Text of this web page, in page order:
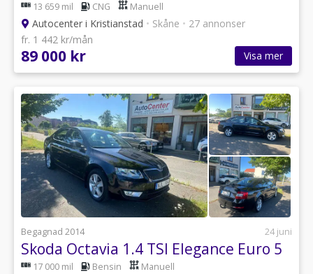
13 659 mil CNG Manuell
Autocenter i Kristianstad • Skåne • 27 annonser
fr. 1 442 kr/mån
89 000 kr Visa mer
Begagnad 2014 24 juni
Skoda Octavia 1.4 TSI Elegance Euro 5
17 000 mil Bensin Manuell